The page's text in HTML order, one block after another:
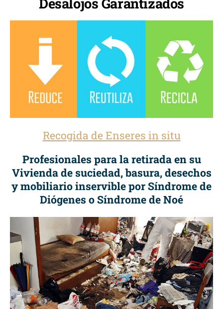
Recogida de Enseres in situ
Profesionales para la retirada en su
Vivienda de suciedad, basura, desechos
y mobiliario inservible por Síndrome de
Diógenes o Síndrome de Noé